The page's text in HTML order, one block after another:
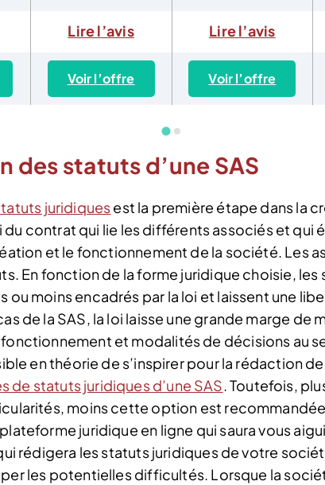
Lire l’avis
Voir l’offre
Lire l’avis
Voir l’offre
des statuts d’une SAS
juridiquesest la première étape dans la
du contrat qui lie les différents associés et qui
et le fonctionnement de la société. Les
En fonction de la forme juridique choisie, les
ou moins encadrés par la loi et laissent une
de la SAS, la loi laisse une grande marge de
et modalités de décisions au
en théorie de s’inspirer pour la rédaction
de statuts juridiques d’une SAS. Toutefois,
moins cette option est
juridique en ligne qui saura vous
rédigera les statuts juridiques de votre
les potentielles difficultés. Lorsque la